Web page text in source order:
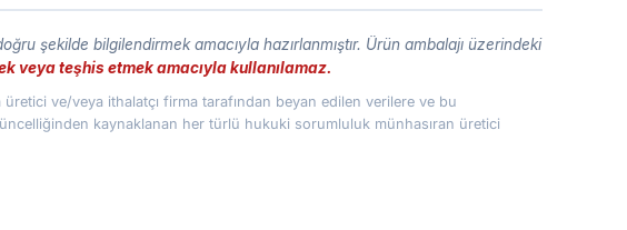
şekilde bilgilendirmek amacıyla hazırlanmıştır. Ürün ambalajı üzerindeki
veya teşhis etmek amacıyla kullanılamaz.
ve/veya ithalatçı firma tarafından beyan edilen verilere ve bu
kaynaklanan her türlü hukuki sorumluluk münhasıran üretici